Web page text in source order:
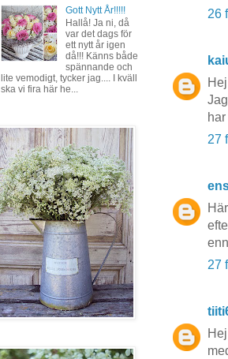
26
Hej
27
27
Gott Nytt År!!!!!
Hallå! Ja ni, då
var det dags för
ett nytt år igen
då!!! Känns både
spännande och
lite vemodigt, tycker jag.... I kväll
ska vi fira här he...